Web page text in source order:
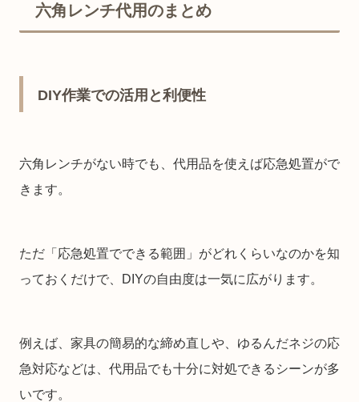
六角レンチ代用のまとめ
DIY作業での活用と利便性
六角レンチがない時でも、代用品を使えば応急処置がで
きます。
ただ「応急処置でできる範囲」がどれくらいなのかを知
っておくだけで、DIYの自由度は一気に広がります。
例えば、家具の簡易的な締め直しや、ゆるんだネジの応
急対応などは、代用品でも十分に対処できるシーンが多
いです。